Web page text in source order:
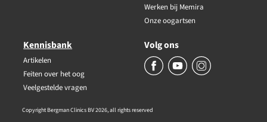
Werken bij Memira
Onze oogartsen
Kennisbank
Artikelen
Feiten over het oog
Veelgestelde vragen
Volg ons
Copyright Bergman Clinics BV 2026, all rights reserved